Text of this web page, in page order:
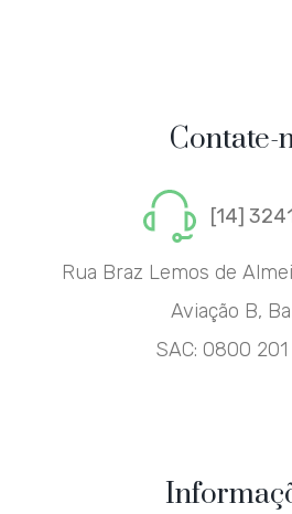
Contate-
[14]
Rua Braz Lemos de
Aviação B,
SAC: 0800